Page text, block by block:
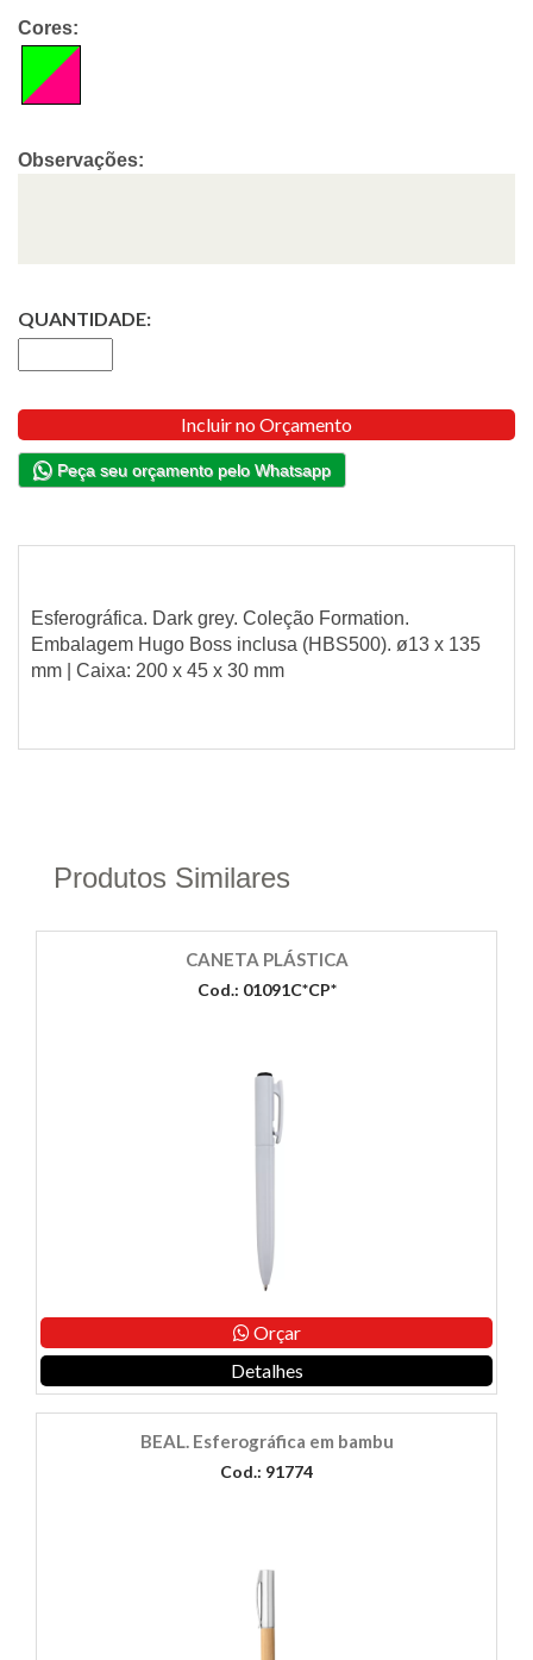
Cores:
Observações:
QUANTIDADE:
Incluir no Orçamento
Peça seu orçamento pelo Whatsapp
Esferográfica. Dark grey. Coleção Formation.
Embalagem Hugo Boss inclusa (HBS500). ø13 x 135
mm | Caixa: 200 x 45 x 30 mm
Produtos Similares
CANETA PLÁSTICA
Cod.: 01091C*CP*
Orçar
Detalhes
BEAL. Esferográfica em bambu
Cod.: 91774